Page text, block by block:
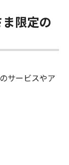
限定の
サービスやア